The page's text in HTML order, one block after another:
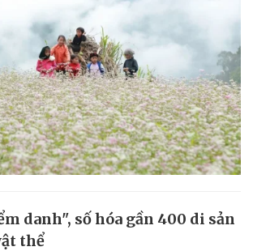
danh", số hóa gần 400 di sản
thể